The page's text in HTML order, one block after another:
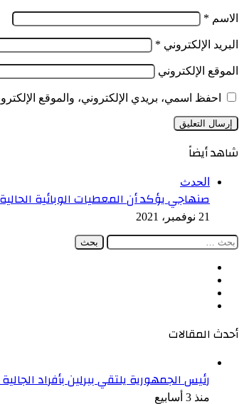
الاسم *
البريد الإلكتروني *
الموقع الإلكتروني
احفظ اسمي، بريدي الإلكتروني، والموقع
شاهد أيضاً
الحدث
صنهاجي يؤكد أن المعطيات الوبائية الحالية
21 نوفمبر، 2021
البحث
أحدث المقالات
رئيس الجمهورية يلتقي ببرلين بأفراد الجالية
منذ 3 أسابيع